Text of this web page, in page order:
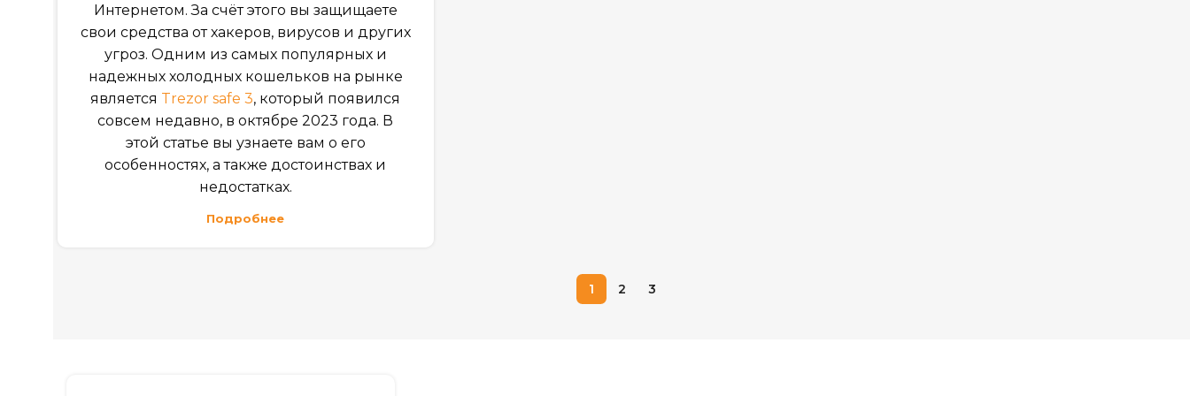
Интернетом. За счёт этого вы защищаете
свои средства от хакеров, вирусов и других
угроз. Одним из самых популярных и
надежных холодных кошельков на рынке
является Trezor safe 3, который появился
совсем недавно, в октябре 2023 года. В
этой статье вы узнаете вам о его
особенностях, а также достоинствах и
недостатках.
Подробнее
1 2 3